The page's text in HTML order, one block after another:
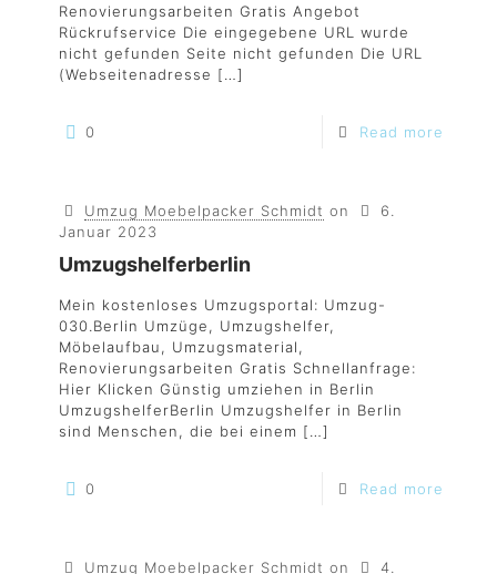
Renovierungsarbeiten Gratis Angebot
Rückrufservice Die eingegebene URL wurde
nicht gefunden Seite nicht gefunden Die URL
(Webseitenadresse […]
0 Read more
Umzug Moebelpacker Schmidt on
6.
Januar 2023
Umzugshelferberlin
Mein kostenloses Umzugsportal: Umzug-
030.Berlin Umzüge, Umzugshelfer,
Möbelaufbau, Umzugsmaterial,
Renovierungsarbeiten Gratis Schnellanfrage:
Hier Klicken Günstig umziehen in Berlin
UmzugshelferBerlin Umzugshelfer in Berlin
sind Menschen, die bei einem […]
0 Read more
Umzug Moebelpacker Schmidt on
4.